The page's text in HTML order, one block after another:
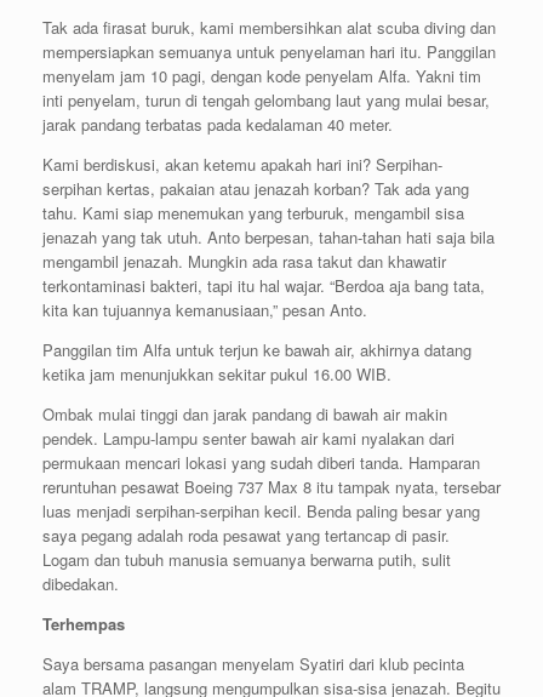
Tak ada firasat buruk, kami membersihkan alat scuba diving dan
mempersiapkan semuanya untuk penyelaman hari itu. Panggilan
menyelam jam 10 pagi, dengan kode penyelam Alfa. Yakni tim
inti penyelam, turun di tengah gelombang laut yang mulai besar,
jarak pandang terbatas pada kedalaman 40 meter.
Kami berdiskusi, akan ketemu apakah hari ini? Serpihan-
serpihan kertas, pakaian atau jenazah korban? Tak ada yang
tahu. Kami siap menemukan yang terburuk, mengambil sisa
jenazah yang tak utuh. Anto berpesan, tahan-tahan hati saja bila
mengambil jenazah. Mungkin ada rasa takut dan khawatir
terkontaminasi bakteri, tapi itu hal wajar. “Berdoa aja bang tata,
kita kan tujuannya kemanusiaan,” pesan Anto.
Panggilan tim Alfa untuk terjun ke bawah air, akhirnya datang
ketika jam menunjukkan sekitar pukul 16.00 WIB.
Ombak mulai tinggi dan jarak pandang di bawah air makin
pendek. Lampu-lampu senter bawah air kami nyalakan dari
permukaan mencari lokasi yang sudah diberi tanda. Hamparan
reruntuhan pesawat Boeing 737 Max 8 itu tampak nyata, tersebar
luas menjadi serpihan-serpihan kecil. Benda paling besar yang
saya pegang adalah roda pesawat yang tertancap di pasir.
Logam dan tubuh manusia semuanya berwarna putih, sulit
dibedakan.
Terhempas
Saya bersama pasangan menyelam Syatiri dari klub pecinta
alam TRAMP, langsung mengumpulkan sisa-sisa jenazah. Begitu